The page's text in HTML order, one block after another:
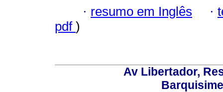
· resumo em Inglês ·
pdf )
Av Libertador,